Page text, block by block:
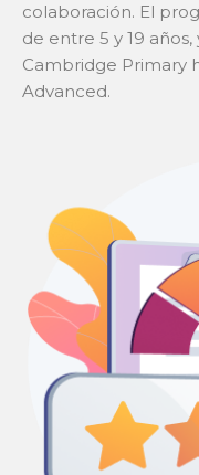
colaboración. El
de entre 5 y 19
Cambridge Primary
Advanced.